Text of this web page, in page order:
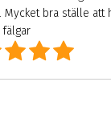
Mycket bra ställe att
fälgar